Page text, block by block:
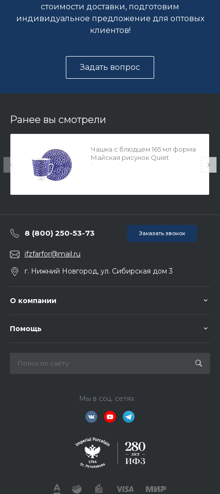
стоимости доставки, подготовим
индивидуальное предложение для оптовых
клиентов!
Задать вопрос
Ранее вы смотрели
Чашка с блюдцем 165 мл форма
Майская рисунок Quiet
(Тишина), арт. 81.27355.00.1
8 (800) 250-53-73 Заказать звонок
ifzfarfor@mail.ru
г. Нижний Новгород, ул. Сибирская дом 3
О компании
Помощь
Мы в соц. сетях